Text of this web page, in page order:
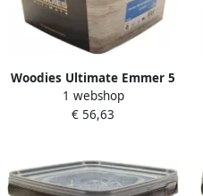
Woodies Ultimate Emmer 5
0x 60 35 vk T25 verzinkt |
1000 stuks 61999052
1 webshop
€ 56,63